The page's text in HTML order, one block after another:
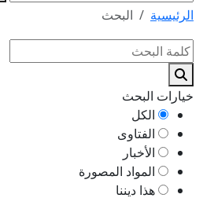
الرئيسية البحث
خيارات البحث
الكل
الفتاوى
الأخبار
المواد المصورة
هذا ديننا